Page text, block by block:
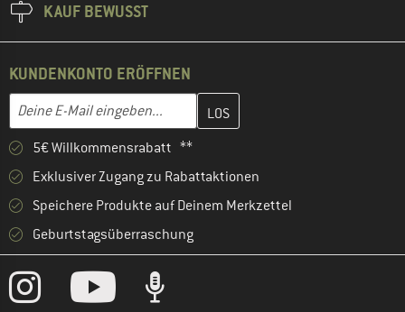
KAUF BEWUSST
KUNDENKONTO ERÖFFNEN
E-Mail-Adresse
Gib hier deine E-Mail-Adresse ein und erstelle im nächsten
5€ Willkommensrabatt **
Exklusiver Zugang zu Rabattaktionen
Speichere Produkte auf Deinem Merkzettel
Geburtstagsüberraschung